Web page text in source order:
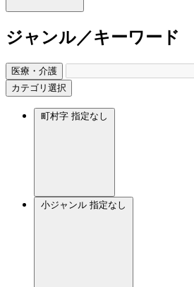
ジャンル／キーワード
医療・介護
カテゴリ選択
町村字 指定なし
小ジャンル 指定なし